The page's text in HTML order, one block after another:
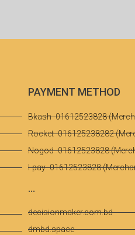
PAYMENT METHOD
Bkash- 01612523828
Rocket- 016125238282
Nogod- 01612523828
I-pay- 01612523828
...
decisionmaker.com.bd
dmbd.space